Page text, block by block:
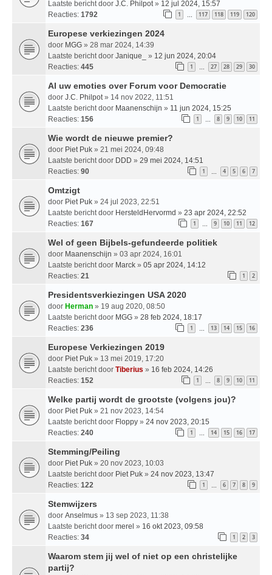
Laatste bericht door J.C. Philpot » 12 jul 2024, 15:57
Reacties: 1792 1 … 117 118 119 120
Europese verkiezingen 2024
door MGG » 28 mar 2024, 14:39
Laatste bericht door Janique_ » 12 jun 2024, 20:04
Reacties: 445 1 … 27 28 29 30
Al uw emoties over Forum voor Democratie
door J.C. Philpot » 14 nov 2022, 11:51
Laatste bericht door Maanenschijn » 11 jun 2024, 15:25
Reacties: 156 1 … 8 9 10 11
Wie wordt de nieuwe premier?
door Piet Puk » 21 mei 2024, 09:48
Laatste bericht door DDD » 29 mei 2024, 14:51
Reacties: 90 1 … 4 5 6 7
Omtzigt
door Piet Puk » 24 jul 2023, 22:51
Laatste bericht door HersteldHervormd » 23 apr 2024, 22:52
Reacties: 167 1 … 9 10 11 12
Wel of geen Bijbels-gefundeerde politiek
door Maanenschijn » 03 apr 2024, 16:01
Laatste bericht door Marck » 05 apr 2024, 14:12
Reacties: 21 1 2
Presidentsverkiezingen USA 2020
door Herman » 19 aug 2020, 08:50
Laatste bericht door MGG » 28 feb 2024, 18:17
Reacties: 236 1 … 13 14 15 16
Europese Verkiezingen 2019
door Piet Puk » 13 mei 2019, 17:20
Laatste bericht door Tiberius » 16 feb 2024, 14:26
Reacties: 152 1 … 8 9 10 11
Welke partij wordt de grootste (volgens jou)?
door Piet Puk » 21 nov 2023, 14:54
Laatste bericht door Floppy » 24 nov 2023, 20:15
Reacties: 240 1 … 14 15 16 17
Stemming/Peiling
door Piet Puk » 20 nov 2023, 10:03
Laatste bericht door Piet Puk » 24 nov 2023, 13:47
Reacties: 122 1 … 6 7 8 9
Stemwijzers
door Anselmus » 13 sep 2023, 11:38
Laatste bericht door merel » 16 okt 2023, 09:58
Reacties: 34 1 2 3
Waarom stem jij wel of niet op een christelijke
partij?